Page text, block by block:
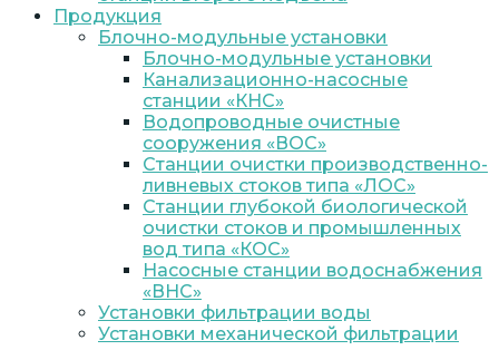
Продукция
Блочно-модульные установки
Блочно-модульные установки
Канализационно-насосные
станции «КНС»
Водопроводные очистные
сооружения «ВОС»
Станции очистки производственно-
ливневых стоков типа «ЛОС»
Станции глубокой биологической
очистки стоков и промышленных
вод типа «КОС»
Насосные станции водоснабжения
«ВНС»
Установки фильтрации воды
Установки механической фильтрации